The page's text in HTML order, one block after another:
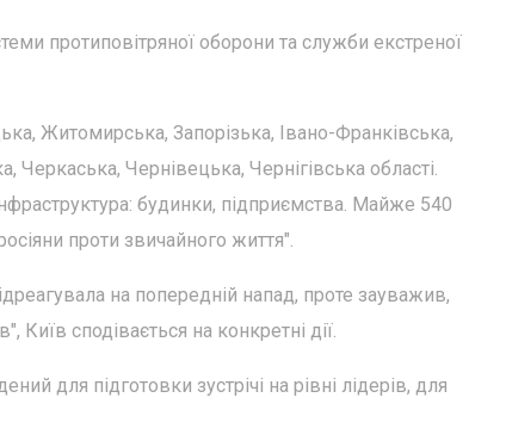
протиповітряної оборони та служби екстреної
Житомирська, Запорізька, Івано-Франківська,
Чернівецька, Чернігівська області.
будинки, підприємства. Майже 540
проти звичайного життя".
на попередній напад, проте зауважив,
Київ сподівається на конкретні дії.
для підготовки зустрічі на рівні лідерів, для